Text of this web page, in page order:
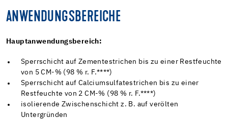
ANWENDUNGSBEREICHE
Hauptanwendungsbereich:
Sperrschicht auf Zementestrichen bis zu einer Restfeuchte
von 5 CM-% (98 % r. F.****)
Sperrschicht auf Calciumsulfatestrichen bis zu einer
Restfeuchte von 2 CM-% (98 % r. F.****)
isolierende Zwischenschicht z. B. auf verölten
Untergründen